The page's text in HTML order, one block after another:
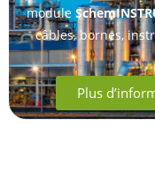
module
câbles, bornes,
Plus